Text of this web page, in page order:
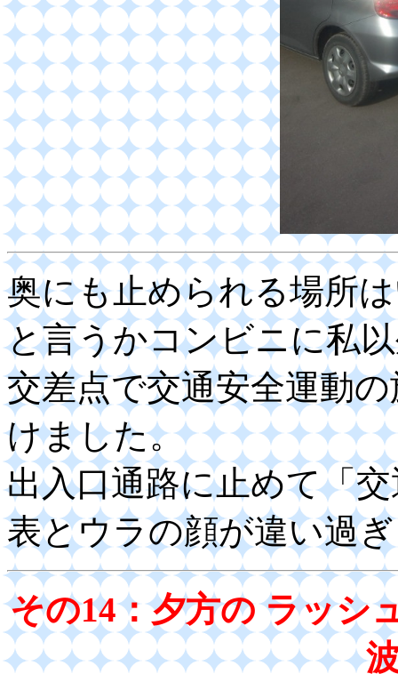
奥にも止められる場所
と言うかコンビニに私
交差点で交通安全運動
けました。
出入口通路に止めて「
表とウラの顔が違い過
その14：夕方の ラッシ